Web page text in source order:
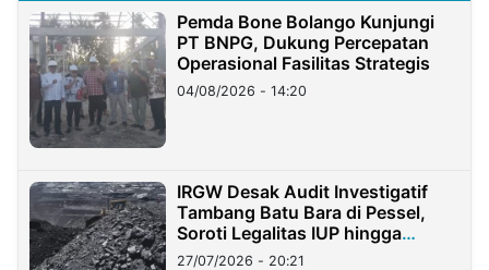
Pemda Bone Bolango Kunjungi
PT BNPG, Dukung Percepatan
Operasional Fasilitas Strategis
04/08/2026 - 14:20
IRGW Desak Audit Investigatif
Tambang Batu Bara di Pessel,
Soroti Legalitas IUP hingga
Stockpile
27/07/2026 - 20:21